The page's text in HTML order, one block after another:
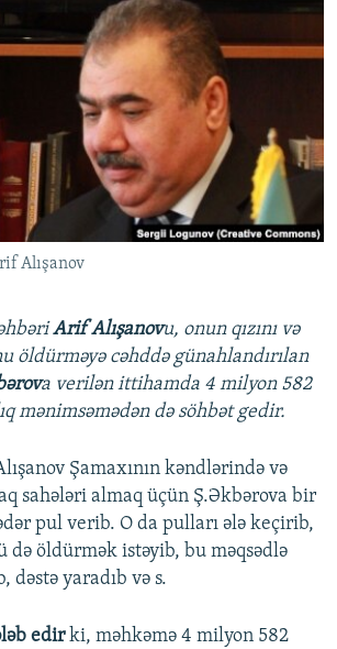
KITABXANASI
STANDARTLARIMIZ
ISTIFADƏ
TELEFONUNUZDA
saytları
Alışanov
Arif Alışanovu, onun qızını və
öldürməyə cəhddə günahlandırılan
a verilən ittihamda 4 milyon 582
mənimsəmədən də söhbət gedir.
Şamaxının kəndlərində və
sahələri almaq üçün Ş.Əkbərova bir
pul verib. O da pulları ələ keçirib,
də öldürmək istəyib, bu məqsədlə
dəstə yaradıb və s.
edirki, məhkəmə 4 milyon 582